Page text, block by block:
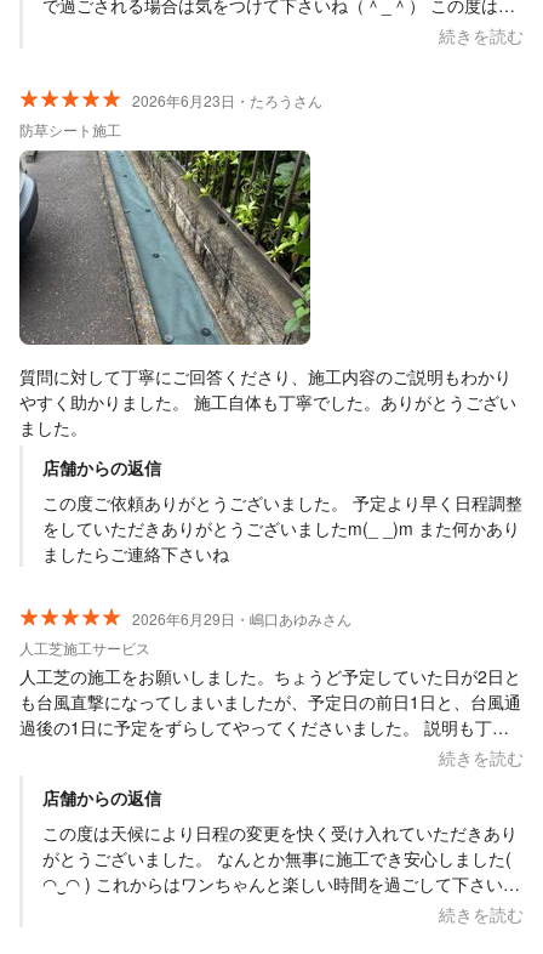
で過ごされる場合は気をつけて下さいね（＾_＾） この度はご
続きを読む
2026年6月23日・たろうさん
防草シート施工
質問に対して丁寧にご回答くださり、施工内容のご説明もわかり
やすく助かりました。 施工自体も丁寧でした。ありがとうござい
ました。
店舗からの返信
この度ご依頼ありがとうございました。 予定より早く日程調整
をしていただきありがとうございましたm(_ _)m また何かあり
ましたらご連絡下さいね
2026年6月29日・嶋口あゆみさん
人工芝施工サービス
人工芝の施工をお願いしました。ちょうど予定していた日が2日と
も台風直撃になってしまいましたが、予定日の前日1日と、台風通
過後の1日に予定をずらしてやってくださいました。 説明も丁寧
でしたし、施工も丁寧でした。とても感じの良い方でいろいろと
いになり、大変助かりました。ありがとうございました。
続きを読む
店舗からの返信
この度は天候により日程の変更を快く受け入れていただきあり
がとうございました。 なんとか無事に施工でき安心しました(
◠‿◠ ) これからはワンちゃんと楽しい時間を過ごして下さい
続きを読む